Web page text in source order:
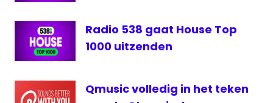
Radio
538
Radio 538 gaat House Top
1000 uitzenden
Qmusic volledig in het teken